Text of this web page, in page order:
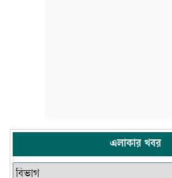
এলাকার খবর